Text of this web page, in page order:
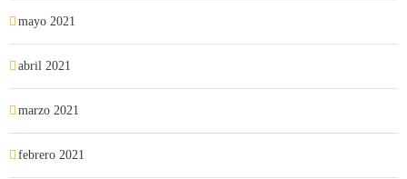
mayo 2021
abril 2021
marzo 2021
febrero 2021